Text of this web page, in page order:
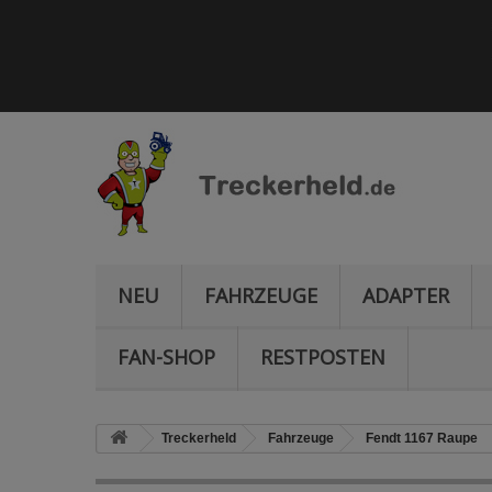
NEU FAHRZEUGE ADAPTER
FAN-SHOP RESTPOSTEN
Treckerheld Fahrzeuge Fendt 1167 Raupe